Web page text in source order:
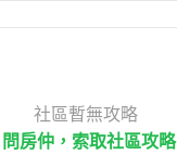
社區暫無攻略
問房仲，索取社區攻略